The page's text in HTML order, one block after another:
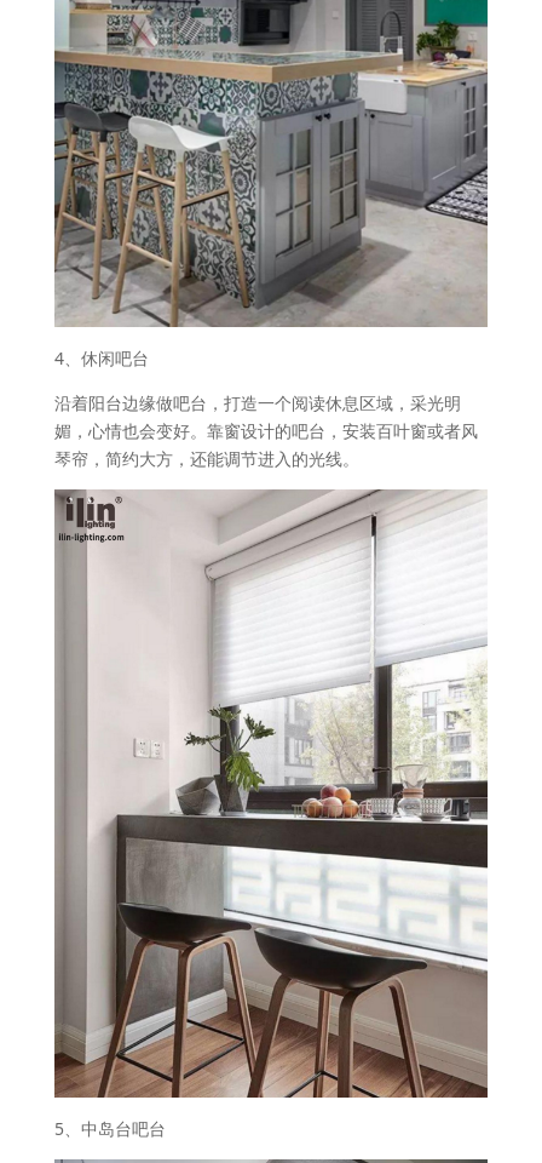
4、休闲吧台
沿着阳台边缘做吧台，打造一个阅读休息区域，采光明
媚，心情也会变好。靠窗设计的吧台，安装百叶窗或者风
琴帘，简约大方，还能调节进入的光线。
5、中岛台吧台